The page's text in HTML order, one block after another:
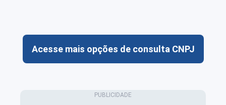
Acesse mais opções de consulta CNPJ